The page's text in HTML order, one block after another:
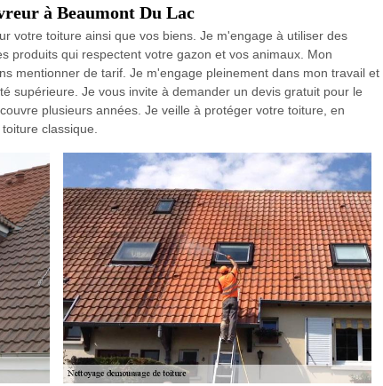
à Beaumont Du Lac
votre toiture ainsi que vos biens. Je m'engage à utiliser des
produits qui respectent votre gazon et vos animaux. Mon
mentionner de tarif. Je m'engage pleinement dans mon travail et
supérieure. Je vous invite à demander un devis gratuit pour le
plusieurs années. Je veille à protéger votre toiture, en
classique.